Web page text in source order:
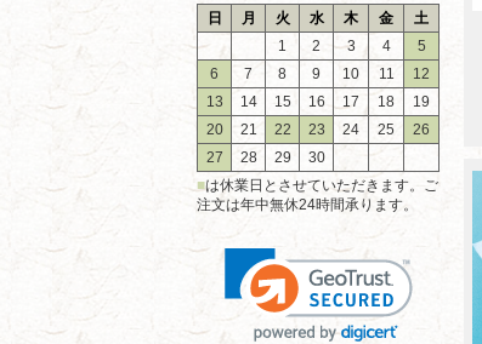
日
月 火 水 木 金
土
1
2 3 4
5
6
7 8 9 10 11
12
13
14 15 16 17 18
19
20
21 22 23 24 25
26
27
28 29
30
■は休業日とさせていただきます。ご
注文は年中無休24時間承ります。